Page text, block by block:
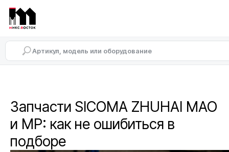
Запчасти SICOMA ZHUHAI MAO
и MP: как не ошибиться в
подборе